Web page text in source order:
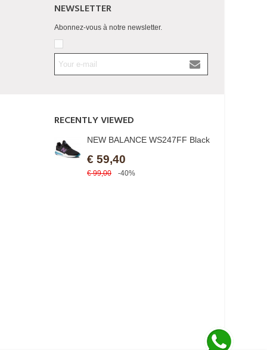
NEWSLETTER
Abonnez-vous à notre newsletter.
RECENTLY VIEWED
NEW BALANCE WS247FF Black
€ 59,40
€ 99,00 -40%